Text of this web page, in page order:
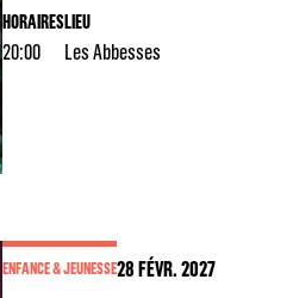
HORAIRES
20:00
LIEU
Les Abbesses
ENFANCE & JEUNESSE28FÉVR. 2027